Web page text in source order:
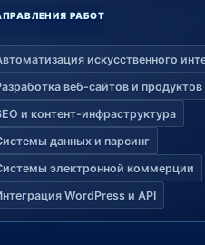
РАБОТ
искусственного
веб-сайтов и продуктов
и контент-инфраструктура
данных и парсинг
электронной коммерции
WordPress и API